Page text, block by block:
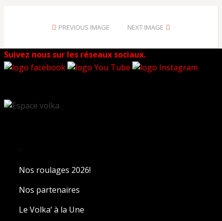
PREVIOUS IMAGE NEXT IMAGE
Suivez nous sur les réseaux sociaux.
.
Nos roulages 2026!
Nos partenaires
Le Volka’ à la Une